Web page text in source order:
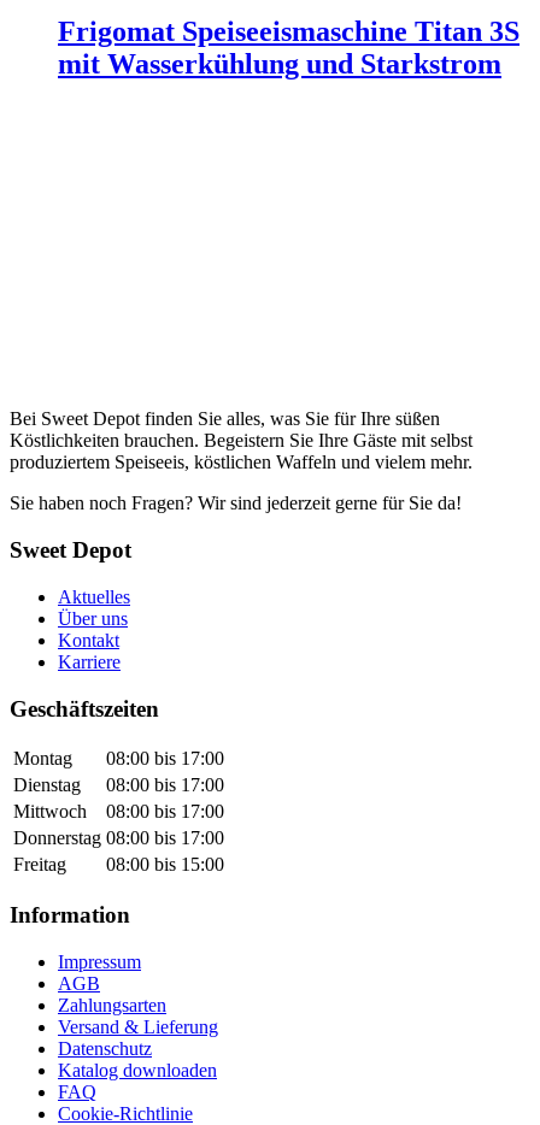
Frigomat Speiseeismaschine Titan 3S
mit Wasserkühlung und Starkstrom
Bei Sweet Depot finden Sie alles, was Sie für Ihre süßen
Köstlichkeiten brauchen. Begeistern Sie Ihre Gäste mit selbst
produziertem Speiseeis, köstlichen Waffeln und vielem mehr.
Sie haben noch Fragen? Wir sind jederzeit gerne für Sie da!
Sweet Depot
Aktuelles
Über uns
Kontakt
Karriere
Geschäftszeiten
Montag
08:00 bis 17:00
Dienstag
08:00 bis 17:00
Mittwoch
08:00 bis 17:00
Donnerstag 08:00 bis 17:00
Freitag
08:00 bis 15:00
Information
Impressum
AGB
Zahlungsarten
Versand & Lieferung
Datenschutz
Katalog downloaden
FAQ
Cookie-Richtlinie